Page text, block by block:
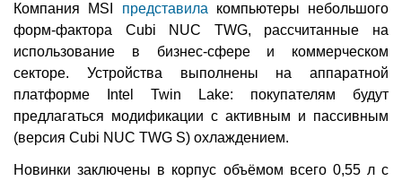
Компания MSI представила компьютеры небольшого
форм-фактора Cubi NUC TWG, рассчитанные на
использование в бизнес-сфере и коммерческом
секторе. Устройства выполнены на аппаратной
платформе Intel Twin Lake: покупателям будут
предлагаться модификации с активным и пассивным
(версия Cubi NUC TWG S) охлаждением.
Новинки заключены в корпус объёмом всего 0,55 л с